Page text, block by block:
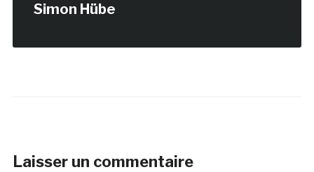
Simon Hübe
Laisser un commentaire